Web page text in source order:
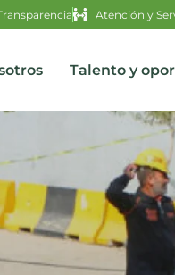
Atención y
Talento y